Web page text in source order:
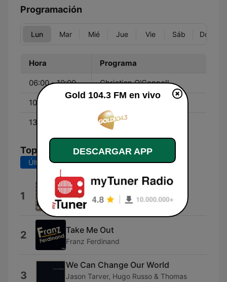
Programación
Lun Mar Mié Jue Vie Sáb Dom
Hora Programa
06:00 - 10:00 Christian O'Connell
10:00 - 13:00
13:00 - 16:00 Toni Tenaglia
Top Canciones
Últimos 7 días Últimos 30 días
1 Working Class Man
Jimmy Barnes
2 Take Me Out
Franz Ferdinand
3
We Can Change Our World
Jason Tarver, Hugo Russo & Thomas
Gold 104.3 FM en vivo
DESCARGAR APP